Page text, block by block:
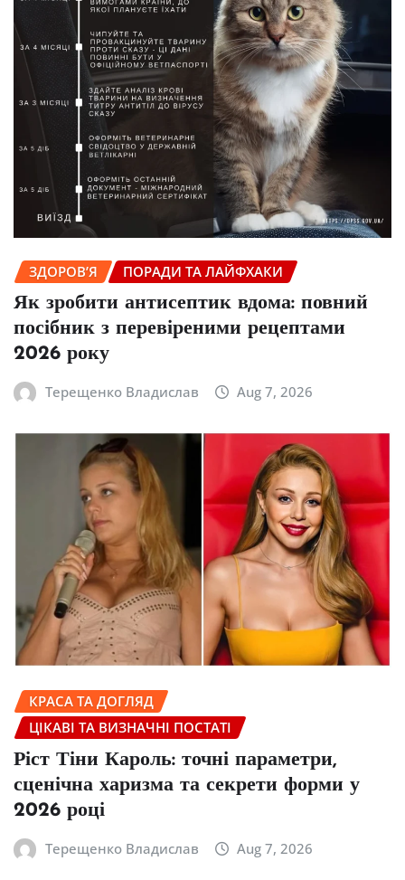
ЗДОРОВ’Я ПОРАДИ ТА ЛАЙФХАКИ
Як зробити антисептик вдома: повний
посібник з перевіреними рецептами
2026 року
Терещенко Владислав Aug 7, 2026
КРАСА ТА ДОГЛЯД
ЦІКАВІ ТА ВИЗНАЧНІ ПОСТАТІ
Ріст Тіни Кароль: точні параметри,
сценічна харизма та секрети форми у
2026 році
Терещенко Владислав Aug 7, 2026